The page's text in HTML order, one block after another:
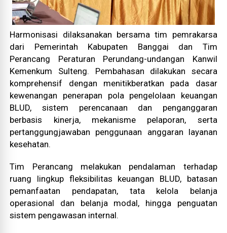
Harmonisasi dilaksanakan bersama tim pemrakarsa
dari Pemerintah Kabupaten Banggai dan Tim
Perancang Peraturan Perundang-undangan Kanwil
Kemenkum Sulteng. Pembahasan dilakukan secara
komprehensif dengan menitikberatkan pada dasar
kewenangan penerapan pola pengelolaan keuangan
BLUD, sistem perencanaan dan penganggaran
berbasis kinerja, mekanisme pelaporan, serta
pertanggungjawaban penggunaan anggaran layanan
kesehatan.
Tim Perancang melakukan pendalaman terhadap
ruang lingkup fleksibilitas keuangan BLUD, batasan
pemanfaatan pendapatan, tata kelola belanja
operasional dan belanja modal, hingga penguatan
sistem pengawasan internal.